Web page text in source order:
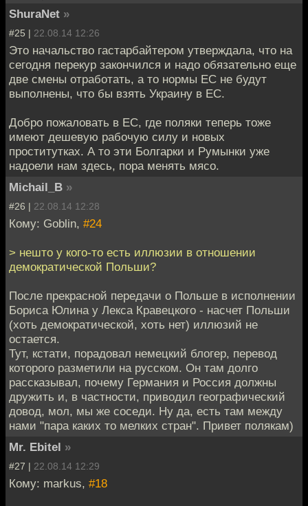
ShuraNet »
#25 | 22.08.14 12:26
Это начальство гастарбайтером утверждала, что на
сегодня перекур закончился и надо обязательно еще
две смены отработать, а то нормы ЕС не будут
выполнены, что бы взять Украину в ЕС.
Добро пожаловать в ЕС, где поляки теперь тоже
имеют дешевую рабочую силу и новых
проститутках. А то эти Болгарки и Румынки уже
надоели нам здесь, пора менять мясо.
Michail_B »
#26 | 22.08.14 12:28
Кому: Goblin, #24
> нешто у кого-то есть иллюзии в отношении
демократической Польши?
После прекрасной передачи о Польше в исполнении
Бориса Юлина у Лекса Кравецкого - насчет Польши
(хоть демократической, хоть нет) иллюзий не
остается.
Тут, кстати, порадовал немецкий блогер, перевод
которого разметили на русском. Он там долго
рассказывал, почему Германия и Россия должны
дружить и, в частности, приводил географический
довод, мол, мы же соседи. Ну да, есть там между
нами "пара каких то мелких стран". Привет полякам)
Mr. Ebitel »
#27 | 22.08.14 12:29
Кому: markus, #18